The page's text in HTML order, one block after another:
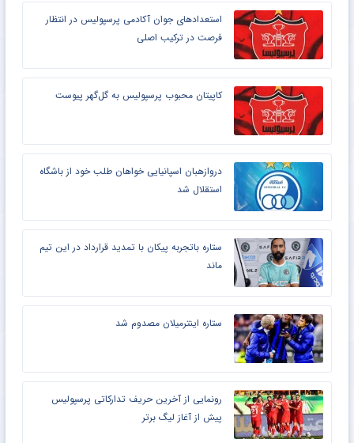
استعدادهای جوان آکادمی پرسپولیس در انتظار
فرصت در ترکیب اصلی
کاپیتان محبوب پرسپولیس به گل‌گهر پیوست
دروازهبان اسپانیایی خواهان طلب خود از باشگاه
استقلال شد
ستاره باتجربه پیکان با تمدید قرارداد در این تیم
ماند
ستاره اینترمیلان مصدوم شد
رونمایی از آخرین حریف تدارکاتی پرسپولیس
پیش از آغاز لیگ برتر